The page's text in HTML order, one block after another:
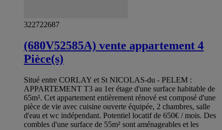
322722687
(680V52585A) vente appartement 4
Pièce(s)
Situé entre CORLAY et St NICOLAS-du - PELEM :
APPARTEMENT T3 au 1er étage d'une surface habitable de
65m². Cet appartement entièrement rénové est composé d'une
pièce de vie avec cuisine ouverte équipée, 2 chambres, salle
d'eau et wc indépendant. Potentiel locatif de 650€ / mois. Des
combles d'une surface de 55m² sont aménageables et les